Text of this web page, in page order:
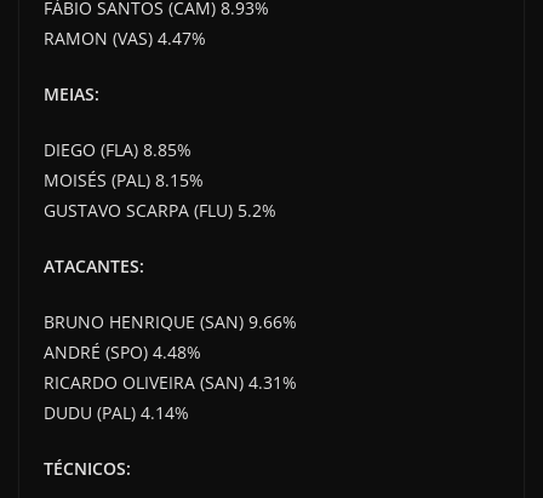
FÁBIO SANTOS (CAM) 8.93%
RAMON (VAS) 4.47%
MEIAS:
DIEGO (FLA) 8.85%
MOISÉS (PAL) 8.15%
GUSTAVO SCARPA (FLU) 5.2%
ATACANTES:
BRUNO HENRIQUE (SAN) 9.66%
ANDRÉ (SPO) 4.48%
RICARDO OLIVEIRA (SAN) 4.31%
DUDU (PAL) 4.14%
TÉCNICOS: